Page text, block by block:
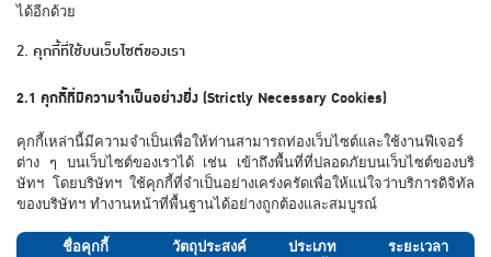
ได้อีกด้วย
2. คุกกี้ที่ใช้บนเว็บไซต์ของเรา
2.1 คุกกี้ที่มีความจำเป็นอย่างยิ่ง (Strictly Necessary Cookies)
คุกกี้เหล่านี้มีความจำเป็นเพื่อให้ท่านสามารถท่องเว็บไซต์และใช้งานฟีเจอร์
ต่าง ๆ บนเว็บไซต์ของเราได้ เช่น เข้าถึงพื้นที่ที่ปลอดภัยบนเว็บไซต์ของบริ
ษัทฯ โดยบริษัทฯ ใช้คุกกี้ที่จำเป็นอย่างเคร่งครัดเพื่อให้แน่ใจว่าบริการดิจิทัล
ของบริษัทฯ ทำงานหน้าที่พื้นฐานได้อย่างถูกต้องและสมบูรณ์
ชื่อคุกกี้ วัตถุประสงค์
ประเภท
ระยะเวลา